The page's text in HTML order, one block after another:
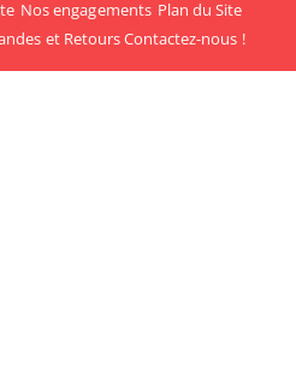
Nos engagements Plan du Site
et RetoursContactez-nous !